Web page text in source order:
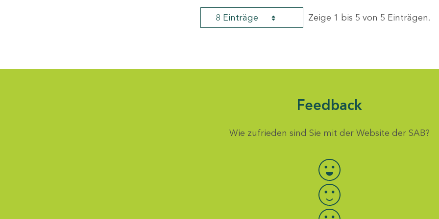
8 Einträge Zeige 1 bis 5 von 5 Einträgen.
Feedback
Wie zufrieden sind Sie mit der Website der SAB?
Bewertung auswählen